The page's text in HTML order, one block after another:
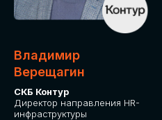
Владимир
Верещагин
СКБ Контур
Директор направления HR-
инфраструктуры